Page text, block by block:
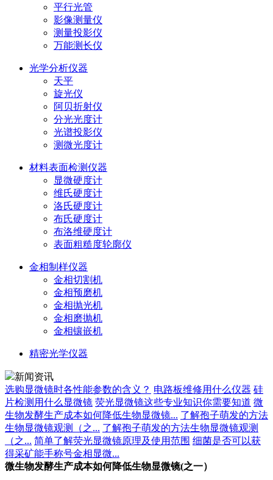
平行光管
影像测量仪
测量投影仪
万能测长仪
光学分析仪器
天平
旋光仪
阿贝折射仪
分光光度计
光谱投影仪
测微光度计
材料表面检测仪器
显微硬度计
维氏硬度计
洛氏硬度计
布氏硬度计
布洛维硬度计
表面粗糙度轮廓仪
金相制样仪器
金相切割机
金相预磨机
金相抛光机
金相磨抛机
金相镶嵌机
精密光学仪器
新闻资讯
选购显微镜时各性能参数的含义？ 电路板维修用什么仪器 硅
片检测用什么显微镜 荧光显微镜这些专业知识你需要知道 微
生物发酵生产成本如何降低生物显微镜... 了解孢子萌发的方法
生物显微镜观测（之... 了解孢子萌发的方法生物显微镜观测
（之... 简单了解荧光显微镜原理及使用范围 细菌是否可以获
得采矿能手称号金相显微...
微生物发酵生产成本如何降低生物显微镜(之一）